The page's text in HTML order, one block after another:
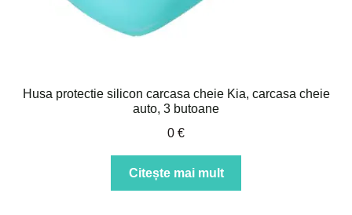
Husa protectie silicon carcasa cheie Kia, carcasa cheie
auto, 3 butoane
0 €
Citește mai mult